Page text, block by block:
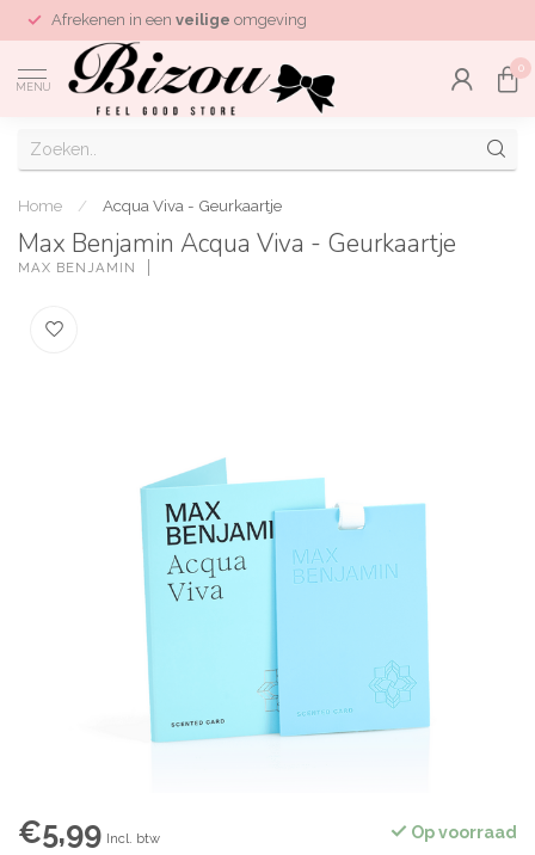
Afrekenen in een veilige omgeving
MENU
0
Home / Acqua Viva - Geurkaartje
Max Benjamin Acqua Viva - Geurkaartje
MAX BENJAMIN
€5,99 Incl. btw Op voorraad